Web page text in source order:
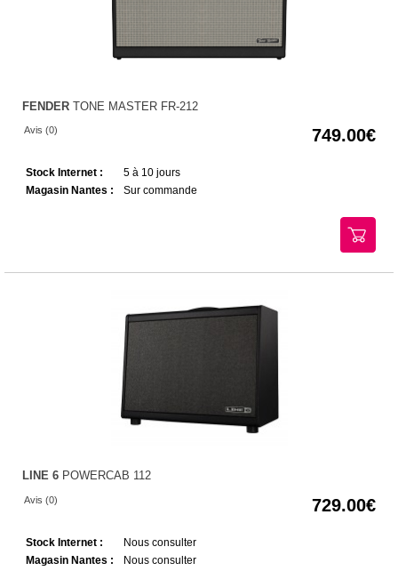
FENDER TONE MASTER FR-212
Avis (0) 749.00
Stock Internet :
5 à 10 jours
Magasin Nantes :
Sur commande
LINE 6 POWERCAB 112
Avis (0) 729.00
Stock Internet :
Nous consulter
Magasin Nantes :
Nous consulter